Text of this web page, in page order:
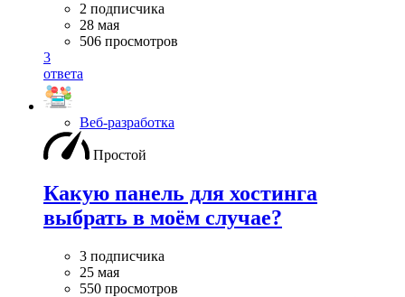
2 подписчика
28 мая
506 просмотров
3
ответа
Веб-разработка
Простой
Какую панель для хостинга
выбрать в моём случае?
3 подписчика
25 мая
550 просмотров